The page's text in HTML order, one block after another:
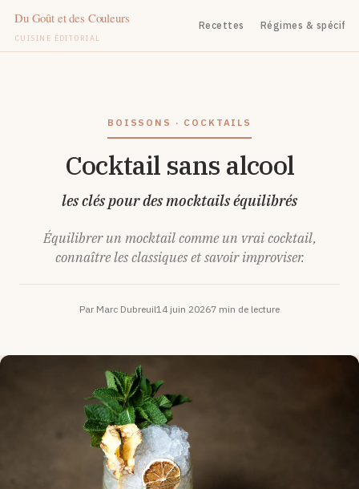
CUISINE ÉDITORIAL
Recettes Régimes &
BOISSONS · COCKTAILS
Cocktail sans alcool
les clés pour des mocktails équilibrés
Équilibrer un mocktail comme un vrai cocktail,
connaître les classiques et savoir improviser.
Par Marc Dubreuil14 juin 20267 min de lecture